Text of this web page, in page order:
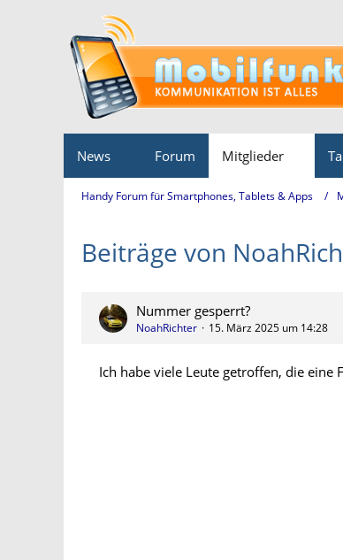
News Forum Mitglieder
Handy Forum für Smartphones, Tablets & Apps
Beiträge von
Nummer gesperrt?
NoahRichter 15. März 2025 um 14:28
Ich habe viele Leute getroffen, die eine